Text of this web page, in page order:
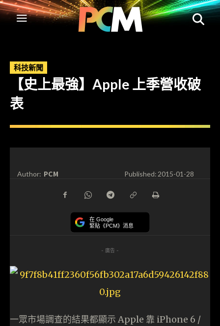
科技新聞
【史上最強】Apple 上季營收破
表
Author: PCM Published:2015-01-28
在 Google
緊貼《PCM》消息
- 廣告 -
一眾市場調查的結果都顯示 Apple 靠 iPhone 6 /